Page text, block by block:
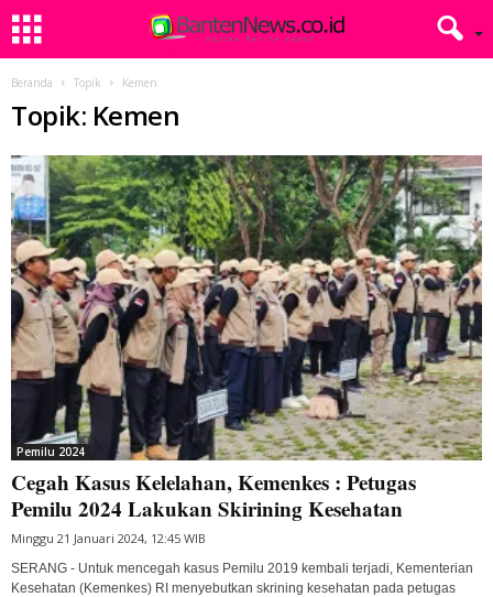
Beranda Topik Kemen
Topik: Kemen
Pemilu 2024
Cegah Kasus Kelelahan, Kemenkes : Petugas
Pemilu 2024 Lakukan Skirining Kesehatan
Minggu 21 Januari 2024, 12:45 WIB
SERANG - Untuk mencegah kasus Pemilu 2019 kembali terjadi, Kementerian
Kesehatan (Kemenkes) RI menyebutkan skrining kesehatan pada petugas